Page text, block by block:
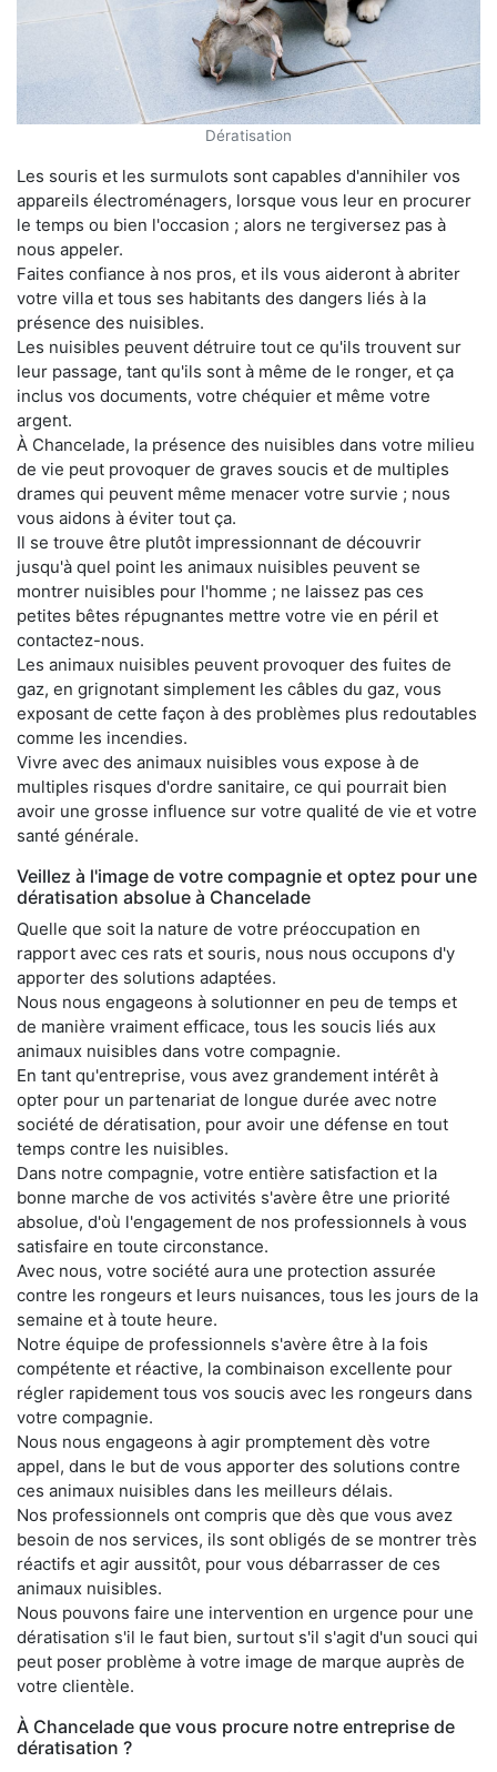
Dératisation
Les souris et les surmulots sont capables d'annihiler vos
appareils électroménagers, lorsque vous leur en procurer
le temps ou bien l'occasion ; alors ne tergiversez pas à
nous appeler.
Faites confiance à nos pros, et ils vous aideront à abriter
votre villa et tous ses habitants des dangers liés à la
présence des nuisibles.
Les nuisibles peuvent détruire tout ce qu'ils trouvent sur
leur passage, tant qu'ils sont à même de le ronger, et ça
inclus vos documents, votre chéquier et même votre
argent.
À Chancelade, la présence des nuisibles dans votre milieu
de vie peut provoquer de graves soucis et de multiples
drames qui peuvent même menacer votre survie ; nous
vous aidons à éviter tout ça.
Il se trouve être plutôt impressionnant de découvrir
jusqu'à quel point les animaux nuisibles peuvent se
montrer nuisibles pour l'homme ; ne laissez pas ces
petites bêtes répugnantes mettre votre vie en péril et
contactez-nous.
Les animaux nuisibles peuvent provoquer des fuites de
gaz, en grignotant simplement les câbles du gaz, vous
exposant de cette façon à des problèmes plus redoutables
comme les incendies.
Vivre avec des animaux nuisibles vous expose à de
multiples risques d'ordre sanitaire, ce qui pourrait bien
avoir une grosse influence sur votre qualité de vie et votre
santé générale.
Veillez à l'image de votre compagnie et optez pour une
dératisation absolue à Chancelade
Quelle que soit la nature de votre préoccupation en
rapport avec ces rats et souris, nous nous occupons d'y
apporter des solutions adaptées.
Nous nous engageons à solutionner en peu de temps et
de manière vraiment efficace, tous les soucis liés aux
animaux nuisibles dans votre compagnie.
En tant qu'entreprise, vous avez grandement intérêt à
opter pour un partenariat de longue durée avec notre
société de dératisation, pour avoir une défense en tout
temps contre les nuisibles.
Dans notre compagnie, votre entière satisfaction et la
bonne marche de vos activités s'avère être une priorité
absolue, d'où l'engagement de nos professionnels à vous
satisfaire en toute circonstance.
Avec nous, votre société aura une protection assurée
contre les rongeurs et leurs nuisances, tous les jours de la
semaine et à toute heure.
Notre équipe de professionnels s'avère être à la fois
compétente et réactive, la combinaison excellente pour
régler rapidement tous vos soucis avec les rongeurs dans
votre compagnie.
Nous nous engageons à agir promptement dès votre
appel, dans le but de vous apporter des solutions contre
ces animaux nuisibles dans les meilleurs délais.
Nos professionnels ont compris que dès que vous avez
besoin de nos services, ils sont obligés de se montrer très
réactifs et agir aussitôt, pour vous débarrasser de ces
animaux nuisibles.
Nous pouvons faire une intervention en urgence pour une
dératisation s'il le faut bien, surtout s'il s'agit d'un souci qui
peut poser problème à votre image de marque auprès de
votre clientèle.
À Chancelade que vous procure notre entreprise de
dératisation ?